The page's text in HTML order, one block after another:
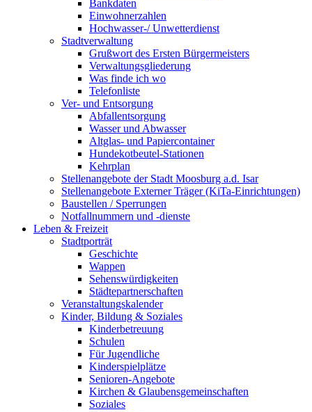
Bankdaten
Einwohnerzahlen
Hochwasser-/ Unwetterdienst
Stadtverwaltung
Grußwort des Ersten Bürgermeisters
Verwaltungsgliederung
Was finde ich wo
Telefonliste
Ver- und Entsorgung
Abfallentsorgung
Wasser und Abwasser
Altglas- und Papiercontainer
Hundekotbeutel-Stationen
Kehrplan
Stellenangebote der Stadt Moosburg a.d. Isar
Stellenangebote Externer Träger (KiTa-Einrichtungen)
Baustellen / Sperrungen
Notfallnummern und -dienste
Leben & Freizeit
Stadtporträt
Geschichte
Wappen
Sehenswürdigkeiten
Städtepartnerschaften
Veranstaltungskalender
Kinder, Bildung & Soziales
Kinderbetreuung
Schulen
Für Jugendliche
Kinderspielplätze
Senioren-Angebote
Kirchen & Glaubensgemeinschaften
Soziales